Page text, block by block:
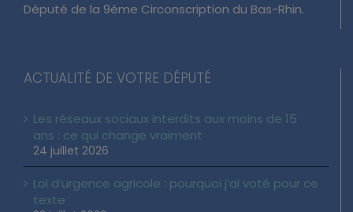
Député de la 9ème Circonscription du Bas-Rhin.
ACTUALITÉ DE VOTRE DÉPUTÉ
Les réseaux sociaux interdits aux moins de 15
ans : ce qui change vraiment
24 juillet 2026
Loi d’urgence agricole : pourquoi j’ai voté pour ce
texte